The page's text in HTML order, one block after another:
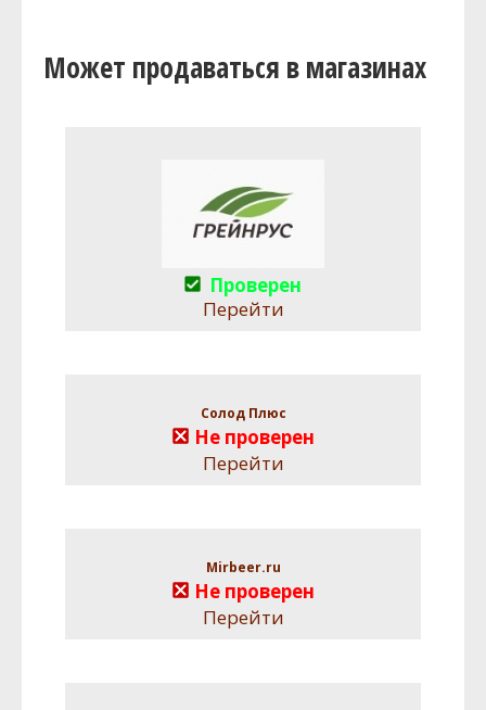
Может продаваться в магазинах
Проверен
Перейти
Солод Плюс
Не проверен
Перейти
Mirbeer.ru
Не проверен
Перейти